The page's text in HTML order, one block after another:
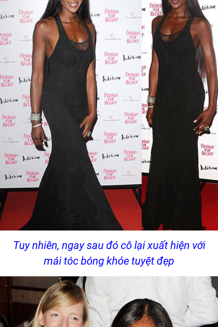
Tuy nhiên, ngay sau đó cô lại xuất hiện với
mái tóc bóng khỏe tuyệt đẹp